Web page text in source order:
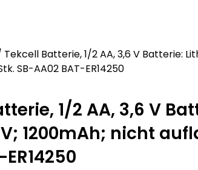
Tekcell Batterie, 1/2 AA, 3,6 V Batterie:
SB-AA02 BAT-ER14250
1/2 AA, 3,6 V
1200mAh; nicht